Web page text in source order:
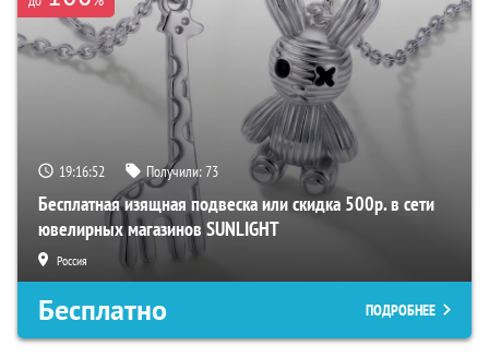
19:16:51 Получили:73
Бесплатная изящная подвеска или скидка 500р. в сети
ювелирных магазинов SUNLIGHT
Россия
Бесплатно ПОДРОБНЕЕ